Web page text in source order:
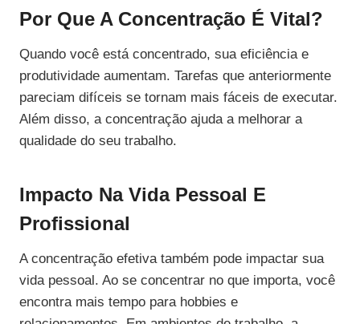
Por Que A Concentração É Vital?
Quando você está concentrado, sua eficiência e
produtividade aumentam. Tarefas que anteriormente
pareciam difíceis se tornam mais fáceis de executar.
Além disso, a concentração ajuda a melhorar a
qualidade do seu trabalho.
Impacto Na Vida Pessoal E
Profissional
A concentração efetiva também pode impactar sua
vida pessoal. Ao se concentrar no que importa, você
encontra mais tempo para hobbies e